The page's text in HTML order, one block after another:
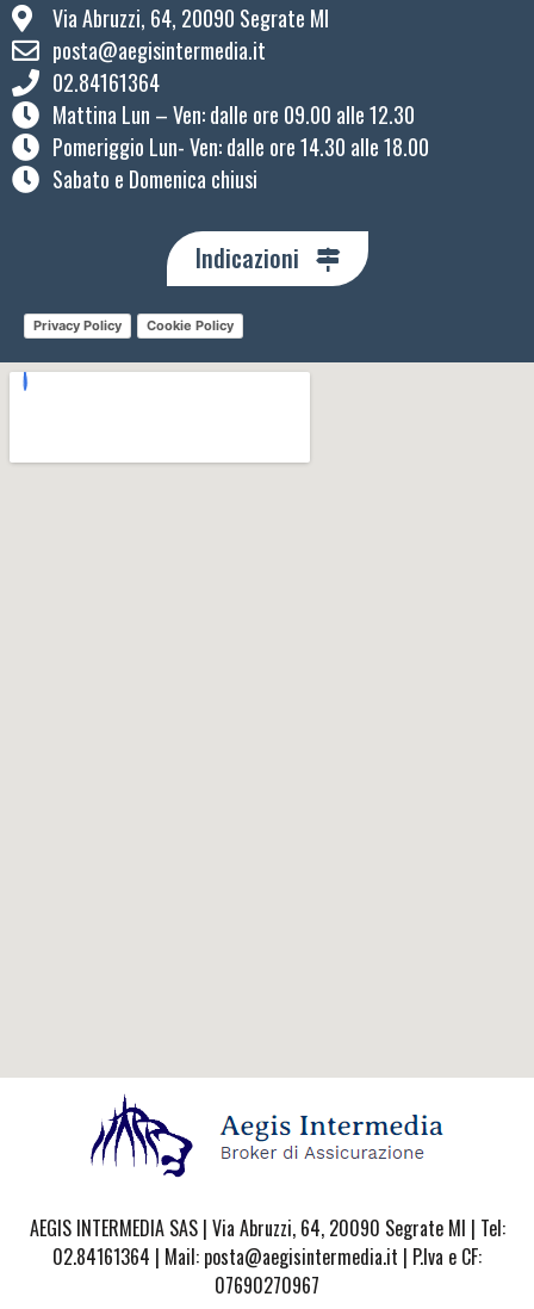
Via Abruzzi, 64, 20090 Segrate MI
posta@aegisintermedia.it
02.84161364
Mattina Lun – Ven: ​dalle ore 09.00 alle 12.30
Pomeriggio Lun- Ven: dalle ore 14.30 alle 18.00
Sabato e Domenica chiusi
Indicazioni
Privacy Policy Cookie Policy
AEGIS INTERMEDIA SAS | Via Abruzzi, 64, 20090 Segrate MI | Tel:
02.84161364 | Mail: posta@aegisintermedia.it | P.Iva e CF:
07690270967